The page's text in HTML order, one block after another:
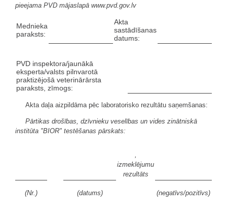
pieejama PVD mājaslapā www.pvd.gov.lv
Mednieka
paraksts:
Akta
sastādīšanas
datums:
PVD inspektora/jaunākā
eksperta/valsts pilnvarotā
praktizējošā veterinārārsta
paraksts, zīmogs:
Akta daļa aizpildāma pēc laboratorisko rezultātu saņemšanas:
Pārtikas drošības, dzīvnieku veselības un vides zinātniskā
institūta "BIOR" testēšanas pārskats:
,
izmeklējumu
rezultāts
(Nr.) (datums) (negatīvs/pozitīvs)